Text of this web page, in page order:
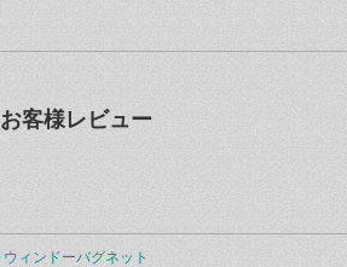
お客様レビュー
ウィンドーバグネット